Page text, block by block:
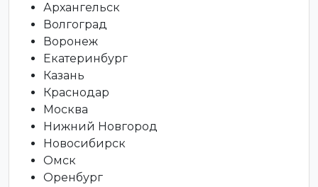
Архангельск
Волгоград
Воронеж
Екатеринбург
Казань
Краснодар
Москва
Нижний Новгород
Новосибирск
Омск
Оренбург